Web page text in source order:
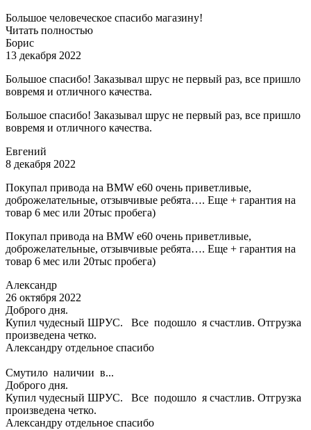
Большое человеческое спасибо магазину!
Читать полностью
Борис
13 декабря 2022
Большое спасибо! Заказывал шрус не первый раз, все пришло
вовремя и отличного качества.
Большое спасибо! Заказывал шрус не первый раз, все пришло
вовремя и отличного качества.
Евгений
8 декабря 2022
Покупал привода на BMW e60 очень приветливые,
доброжелательные, отзывчивые ребята…. Еще + гарантия на
товар 6 мес или 20тыс пробега)
Покупал привода на BMW e60 очень приветливые,
доброжелательные, отзывчивые ребята…. Еще + гарантия на
товар 6 мес или 20тыс пробега)
Александр
26 октября 2022
Доброго дня.
Купил чудесный ШРУС. Все подошло я счастлив. Отгрузка
произведена четко.
Александру отдельное спасибо
Смутило наличии в...
Доброго дня.
Купил чудесный ШРУС. Все подошло я счастлив. Отгрузка
произведена четко.
Александру отдельное спасибо